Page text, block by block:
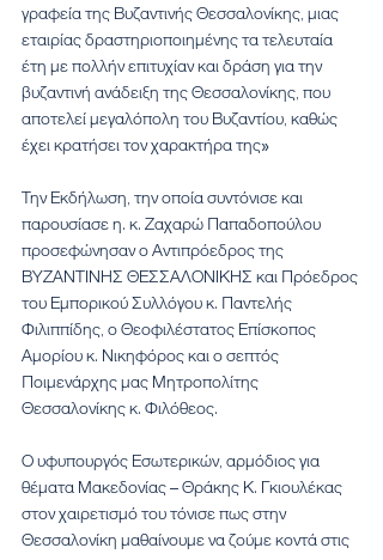
γραφεία της Βυζαντινής Θεσσαλονίκης, μιας
εταιρίας δραστηριοποιημένης τα τελευταία
έτη με πολλήν επιτυχίαν και δράση για την
βυζαντινή ανάδειξη της Θεσσαλονίκης, που
αποτελεί μεγαλόπολη του Βυζαντίου, καθώς
έχει κρατήσει τον χαρακτήρα της»
Την Εκδήλωση, την οποία συντόνισε και
παρουσίασε η. κ. Ζαχαρώ Παπαδοπούλου
προσεφώνησαν ο Αντιπρόεδρος της
ΒΥΖΑΝΤΙΝΗΣ ΘΕΣΣΑΛΟΝΙΚΗΣ και Πρόεδρος
του Εμπορικού Συλλόγου κ. Παντελής
Φιλιππίδης, ο Θεοφιλέστατος Επίσκοπος
Αμορίου κ. Νικηφόρος και ο σεπτός
Ποιμενάρχης μας Μητροπολίτης
Θεσσαλονίκης κ. Φιλόθεος.
Ο υφυπουργός Εσωτερικών, αρμόδιος για
θέματα Μακεδονίας – Θράκης Κ. Γκιουλέκας
στον χαιρετισμό του τόνισε πως στην
Θεσσαλονίκη μαθαίνουμε να ζούμε κοντά στις